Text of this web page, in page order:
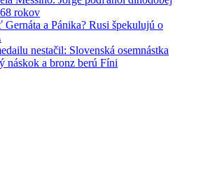
rokov
a Pánika? Rusi špekulujú o
nestačil: Slovenská osemnástka
náskok a bronz berú Fíni